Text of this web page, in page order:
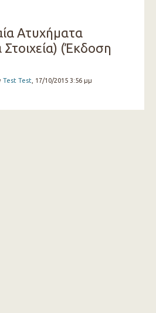
Ατυχήματα
(Έκδοση
Test Test , 17/10/2015 3:56 μμ